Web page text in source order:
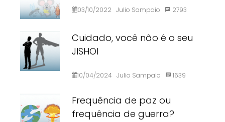
03/10/2022 Julio Sampaio 2793
Cuidado, você não é o seu
JISHOI
10/04/2024 Julio Sampaio 1639
Frequência de paz ou
frequência de guerra?